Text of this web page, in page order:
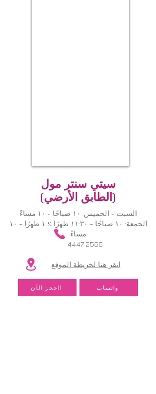
سيتي سنتر مول
(الطابق الأرضي)
السبت - الخميس: ١٠ صباحًا - ١٠ مساءً
الجمعة: ١٠ صباحًا - ١١:٣٠ ظهرًا & ١ ظهرًا - ١٠
مساءً
4447 2566
انقر هنا لخريطة الموقع
احجز الآن! واتساب